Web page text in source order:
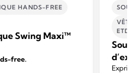
HANDS-FREE
Swing Maxi™
free.